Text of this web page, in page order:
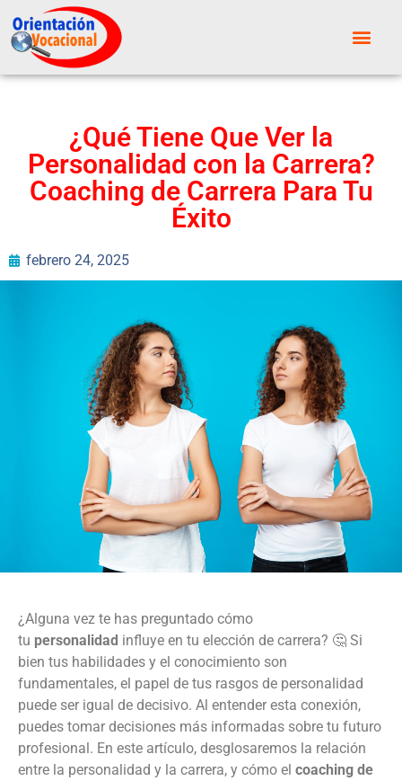
¿Qué Tiene Que Ver la
Personalidad con la Carrera?
Coaching de Carrera Para Tu
Éxito
febrero 24, 2025
¿Alguna vez te has preguntado cómo
tu personalidad influye en tu elección de carrera? 🤔 Si
bien tus habilidades y el conocimiento son
fundamentales, el papel de tus rasgos de personalidad
puede ser igual de decisivo. Al entender esta conexión,
puedes tomar decisiones más informadas sobre tu futuro
profesional. En este artículo, desglosaremos la relación
entre la personalidad y la carrera, y cómo el coaching de